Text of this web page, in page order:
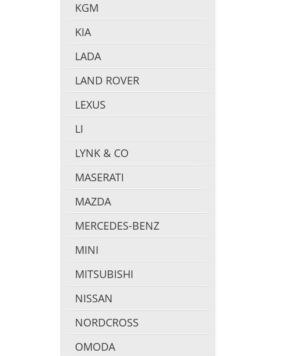
KGM
KIA
LADA
LAND ROVER
LEXUS
LI
LYNK & CO
MASERATI
MAZDA
MERCEDES-BENZ
MINI
MITSUBISHI
NISSAN
NORDCROSS
OMODA